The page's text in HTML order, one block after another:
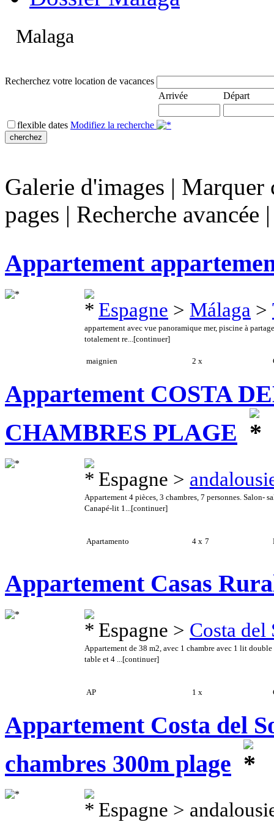
Malaga
Recherchez votre location de vacances
Arrivée
Départ
flexible dates Modifiez la recherche
Galerie d'images | Marquer
pages | Recherche avancée
Appartement
Espagne > Málaga >
appartement avec vue panoramique mer, piscine à
totalement re...[continuer]
maignien 2 x
Appartement COSTA
CHAMBRES PLAGE
Espagne >
Appartement 4 pièces, 3 chambres, 7 personnes. Salon-
Canapé-lit 1... [continuer]
Apartamento 4 x 7
Appartement Casas
Espagne > Costa
Appartement de 38 m2, avec 1 chambre avec 1 lit
table et 4 ...[continuer]
AP 1 x
Appartement Costa del
chambres 300m plage
Espagne >